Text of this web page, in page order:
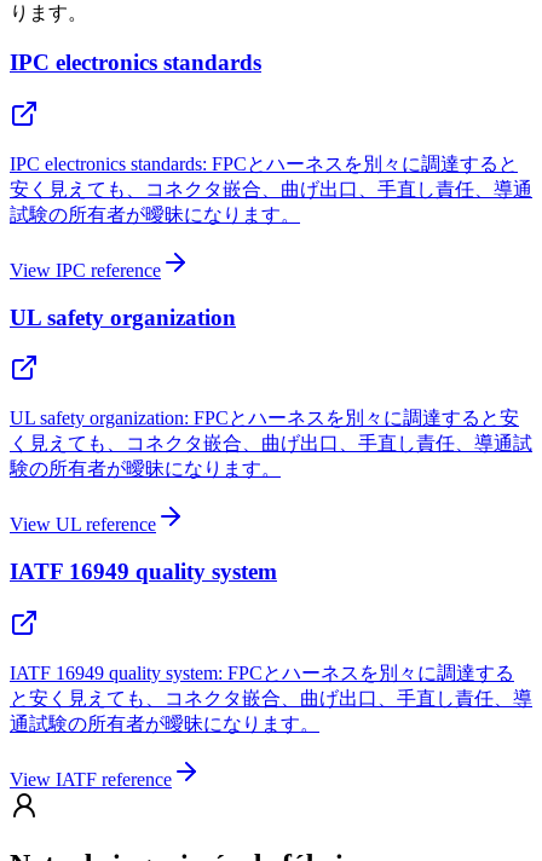
ります。
IPC electronics standards
IPC electronics standards: FPCとハーネスを別々に調達すると
安く見えても、コネクタ嵌合、曲げ出口、手直し責任、導通
試験の所有者が曖昧になります。
View IPC reference
UL safety organization
UL safety organization: FPCとハーネスを別々に調達すると安
く見えても、コネクタ嵌合、曲げ出口、手直し責任、導通試
験の所有者が曖昧になります。
View UL reference
IATF 16949 quality system
IATF 16949 quality system: FPCとハーネスを別々に調達する
と安く見えても、コネクタ嵌合、曲げ出口、手直し責任、導
通試験の所有者が曖昧になります。
View IATF reference